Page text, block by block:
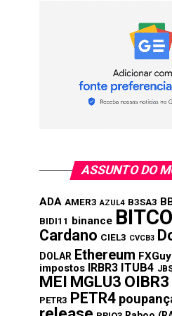
ASSUNTO DO
ADA AMER3 AZUL4 B3SA3
BIDI11 binance
Cardano CIEL3 CVCB3
DOLAR Ethereum
impostos IRBR3 ITUB4
MEI MGLU3 OIBR3
PETR3 PETR4